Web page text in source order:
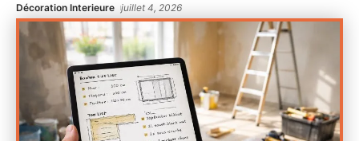
Décoration Interieure juillet 4, 2026